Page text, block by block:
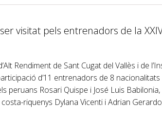
visitat pels entrenadors de la
Rendiment de Sant Cugat del Vallès i de
d’11 entrenadors de 8
Rosari Quispe i José Luis Babilonia,
riquenys Dylana Vicenti i Adrian